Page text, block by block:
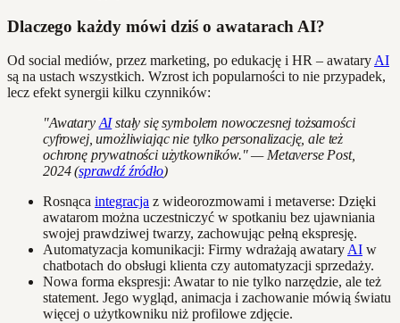
Dlaczego każdy mówi dziś o awatarach AI?
Od social mediów, przez marketing, po edukację i HR – awatary AI
są na ustach wszystkich. Wzrost ich popularności to nie przypadek,
lecz efekt synergii kilku czynników:
"Awatary AIstały się symbolem nowoczesnej tożsamości
cyfrowej, umożliwiając nie tylko personalizację, ale też
ochronę prywatności użytkowników." — Metaverse Post,
2024 (sprawdź źródło)
Rosnąca integracja z wideorozmowami i metaverse: Dzięki
awatarom można uczestniczyć w spotkaniu bez ujawniania
swojej prawdziwej twarzy, zachowując pełną ekspresję.
Automatyzacja komunikacji: Firmy wdrażają awatary AI w
chatbotach do obsługi klienta czy automatyzacji sprzedaży.
Nowa forma ekspresji: Awatar to nie tylko narzędzie, ale też
statement. Jego wygląd, animacja i zachowanie mówią światu
więcej o użytkowniku niż profilowe zdjęcie.